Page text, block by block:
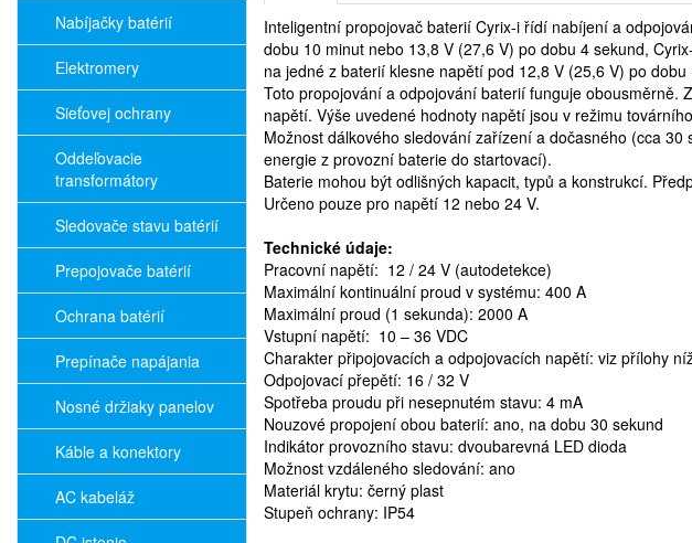
Nabíjačky batérií
Elektromery
Sieťovej ochrany
Oddeľovacie
transformátory
Sledovače stavu batérií
Prepojovače batérií
Ochrana batérií
Prepínače napájania
Nosné držiaky panelov
Káble a konektory
AC kabeláž
Inteligentní propojovač baterií Cyrix-i řídí nabíjení a
dobu 10 minut nebo 13,8 V (27,6 V) po dobu 4 sekund,
na jedné z baterií klesne napětí pod 12,8 V (25,6 V) po
Toto propojování a odpojování baterií funguje
napětí. Výše uvedené hodnoty napětí jsou v režimu
Možnost dálkového sledování zařízení a dočasného (cca
energie z provozní baterie do startovací).
Baterie mohou být odlišných kapacit, typů a konstrukcí.
Určeno pouze pro napětí 12 nebo 24 V.
Technické údaje:
Pracovní napětí: 12 / 24 V (autodetekce)
Maximální kontinuální proud v systému: 400 A
Maximální proud (1 sekunda): 2000 A
Vstupní napětí: 10 – 36 VDC
Charakter připojovacích a odpojovacích napětí: viz přílohy
Odpojovací přepětí: 16 / 32 V
Spotřeba proudu při nesepnutém stavu: 4 mA
Nouzové propojení obou baterií: ano, na dobu 30 sekund
Indikátor provozního stavu: dvoubarevná LED dioda
Možnost vzdáleného sledování: ano
Materiál krytu: černý plast
Stupeň ochrany: IP54